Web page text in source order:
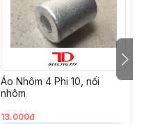
Áo Nhôm 4 Phi 10, nối
nhôm
13.000đ